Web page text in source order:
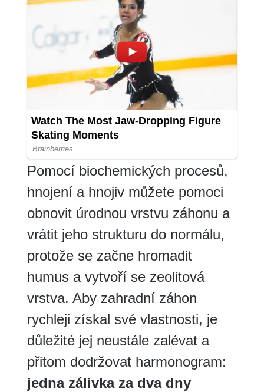
Pomocí biochemických procesů,
hnojení a hnojiv můžete pomoci
obnovit úrodnou vrstvu záhonu a
vrátit jeho strukturu do normálu,
protože se začne hromadit
humus a vytvoří se zeolitová
vrstva. Aby zahradní záhon
rychleji získal své vlastnosti, je
důležité jej neustále zalévat a
přitom dodržovat harmonogram:
jedna zálivka za dva dny